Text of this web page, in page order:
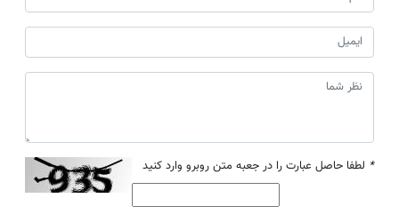
* لطفا حاصل عبارت را در جعبه متن روبرو وارد کنید